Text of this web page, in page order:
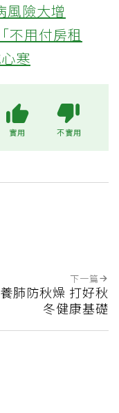
風險大增
不用付房租
寒
實用 不實用
下一篇
肺防秋燥 打好秋
冬健康基礎